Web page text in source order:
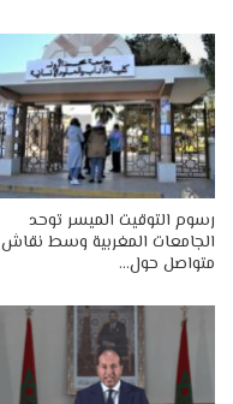
رسوم التوقيت الميسر توحد
الجامعات المغربية وسط نقاش
متواصل حول…